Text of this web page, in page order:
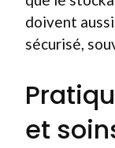
doivent
sécurisé,
et